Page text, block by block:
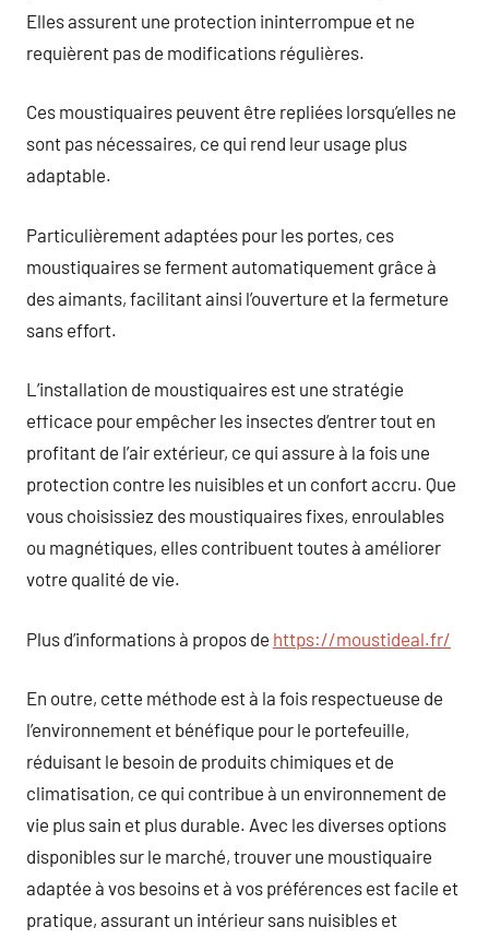
Elles assurent une protection ininterrompue et ne
requièrent pas de modifications régulières.
Ces moustiquaires peuvent être repliées lorsqu’elles ne
sont pas nécessaires, ce qui rend leur usage plus
adaptable.
Particulièrement adaptées pour les portes, ces
moustiquaires se ferment automatiquement grâce à
des aimants, facilitant ainsi l’ouverture et la fermeture
sans effort.
L’installation de moustiquaires est une stratégie
efficace pour empêcher les insectes d’entrer tout en
profitant de l’air extérieur, ce qui assure à la fois une
protection contre les nuisibles et un confort accru. Que
vous choisissiez des moustiquaires fixes, enroulables
ou magnétiques, elles contribuent toutes à améliorer
votre qualité de vie.
Plus d’informations à propos de https://moustideal.fr/
En outre, cette méthode est à la fois respectueuse de
l’environnement et bénéfique pour le portefeuille,
réduisant le besoin de produits chimiques et de
climatisation, ce qui contribue à un environnement de
vie plus sain et plus durable. Avec les diverses options
disponibles sur le marché, trouver une moustiquaire
adaptée à vos besoins et à vos préférences est facile et
pratique, assurant un intérieur sans nuisibles et